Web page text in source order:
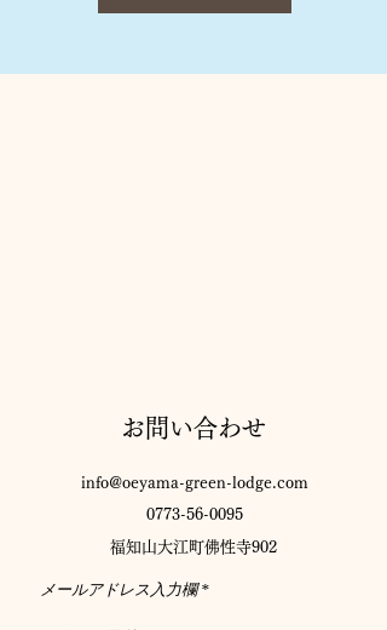
お問い合わせ
info@oeyama-green-lodge.com
0773-56-0095
​福知山大江町佛性寺902
メールアドレス入力欄